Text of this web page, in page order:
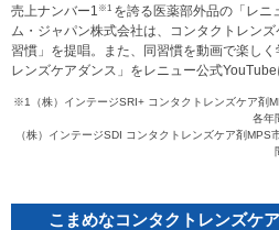
売上ナンバー1 ※1 を誇る医薬部外品の「レニ
ム・ジャパン株式会社は、コンタクトレン
習慣」を提唱。また、同習慣を動画で楽し
レンズケアダンス」をレニュー公式YouTube
※1（株）インテージSRI+ コンタクトレンズケア
各年
（株）インテージSDI コンタクトレンズケア剤
こまめなコンタクトレンズケ